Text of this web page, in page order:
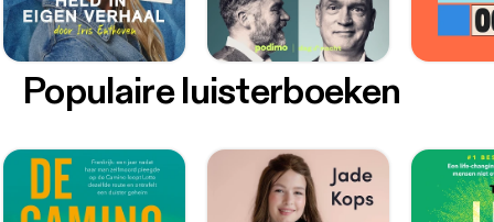
Populaire luisterboeken